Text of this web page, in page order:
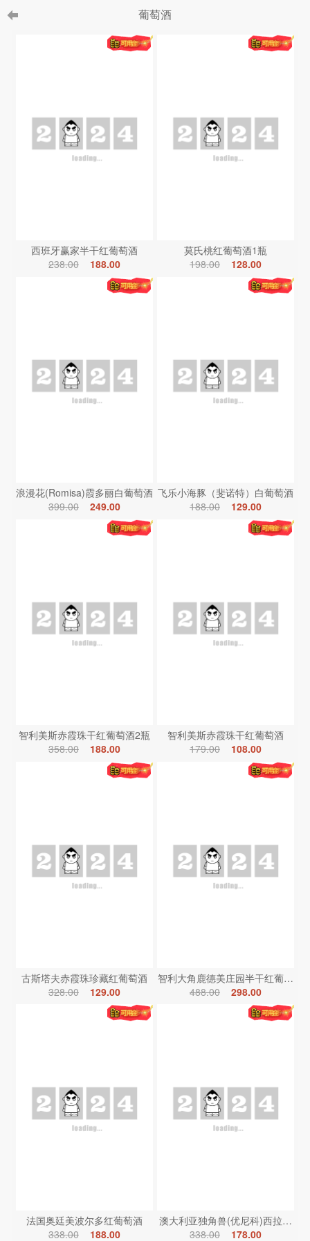
葡萄酒
西班牙赢家半干红葡萄酒
238.00
188.00
莫氏桃红葡萄酒1瓶
198.00
128.00
浪漫花(Romisa)霞多丽白葡萄酒
399.00
249.00
飞乐小海豚（斐诺特）白葡萄酒
188.00
129.00
智利美斯赤霞珠干红葡萄酒2瓶
358.00
188.00
智利美斯赤霞珠干红葡萄酒
179.00
108.00
古斯塔夫赤霞珠珍藏红葡萄酒
328.00
129.00
智利大角鹿德美庄园半干红葡萄酒
488.00
298.00
法国奥廷美波尔多红葡萄酒
338.00
188.00
澳大利亚独角兽(优尼科)西拉红葡
338.00
178.00